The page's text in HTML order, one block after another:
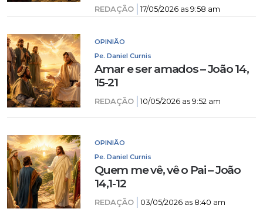
REDAÇÃO 17/05/2026 as 9:58 am
OPINIÃO
Pe. Daniel Curnis
Amar e ser amados – João 14,
15-21
REDAÇÃO 10/05/2026 as 9:52 am
OPINIÃO
Pe. Daniel Curnis
Quem me vê, vê o Pai – João
14,1-12
REDAÇÃO 03/05/2026 as 8:40 am